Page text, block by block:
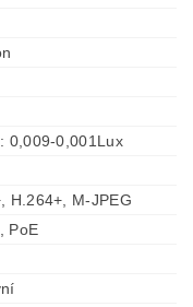
0,009-0,001Lux
H.264+, M-JPEG
PoE